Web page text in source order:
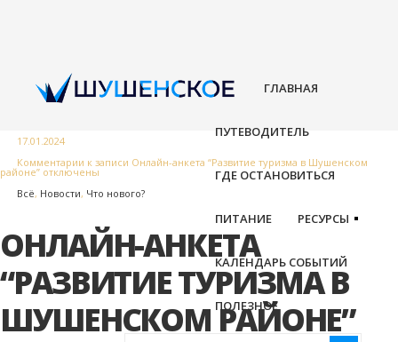
ГЛАВНАЯ
ПУТЕВОДИТЕЛЬ
ГДЕ ОСТАНОВИТЬСЯ
ПИТАНИЕ РЕСУРСЫ
КАЛЕНДАРЬ СОБЫТИЙ
ПОЛЕЗНОЕ
17.01.2024
Комментарии к записи Онлайн-анкета “Развитие туризма в Шушенском
районе” отключены
Всё, Новости, Что нового?
ОНЛАЙН-АНКЕТА
“РАЗВИТИЕ ТУРИЗМА В
ШУШЕНСКОМ РАЙОНЕ”